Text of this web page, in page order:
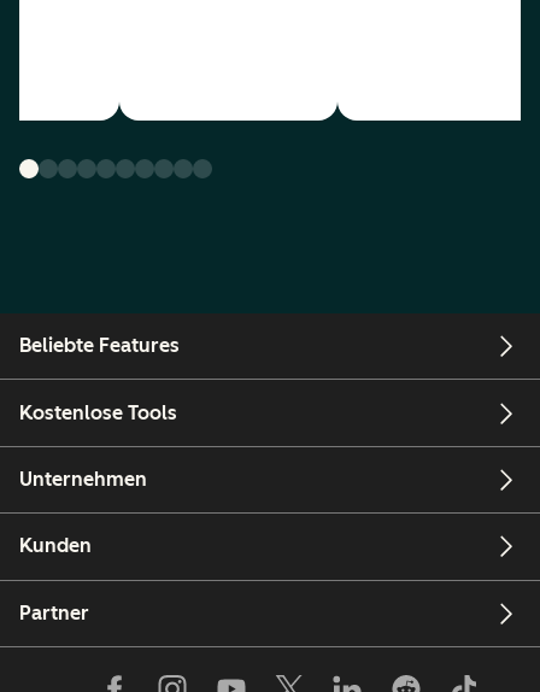
Beliebte Features
Kostenlose Tools
Unternehmen
Kunden
Partner